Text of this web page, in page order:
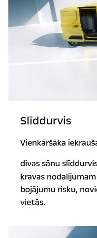
Slīddurvis
Vienkāršāka
divas sānu
kravas
bojājumu risku,
vietās.